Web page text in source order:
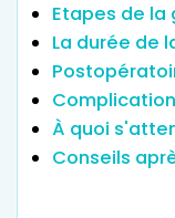
Etapes de
La durée de
À quoi
Conseils